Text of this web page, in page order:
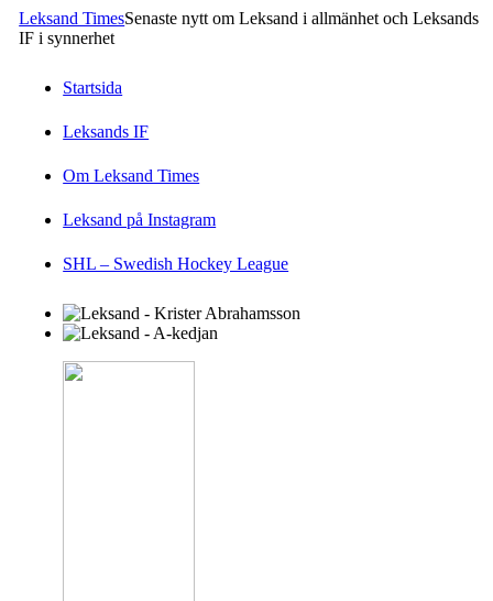
Leksand TimesSenaste nytt om Leksand i allmänhet och Leksands
IF i synnerhet
Startsida
Leksands IF
Om Leksand Times
Leksand på Instagram
SHL – Swedish Hockey League